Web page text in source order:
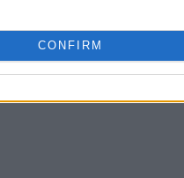
CONFIRM
e l’impatto